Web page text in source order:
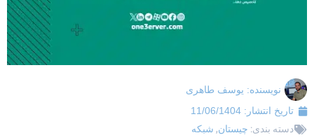
نویسنده:یوسف طاهری
تاریخ انتشار: 11/06/1404
دسته بندی:چیستان,شبکه